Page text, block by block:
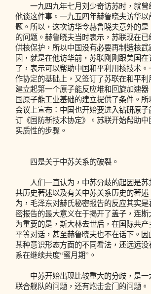
一九四九年七月刘少奇访苏时，就曾
他谈这件事。一九五四年赫鲁晓夫访华
题。所以，这次访华令赫鲁晓夫意外的
的问题。赫鲁晓夫当时表示，苏联现在
供核保护，所以中国没有必要再制造核
因，就是在他访华前，苏联刚刚跟美国
了，表示可以帮助中国和平利用核技术
作协定的基础上，又签订了苏联在和平
建立起第一个原子能反应堆和回旋加速
国原子能工业基础的建立提供了条件。
会议上宣布：中国也开始要进入钻研原
订《国防新技术协定》。苏联开始帮助
实质性的步骤。
四是关于中苏关系的破裂。
人们一直认为，中苏分歧的起因是苏
共历史著述以及有关中苏关系历史的著
为，毛泽东对赫氏秘密报告的反应其实
密报告的最大意义在于揭开了盖子，连
为重要的是，斯大林去世后，在国际共
平等对话，甚至赫鲁晓夫也不在话下。
某种意识形态方面的不同看法，还远远
系在继续共度“蜜月期”。
中苏开始出现比较重大的分歧，是一
联合舰队的问题，还有炮击金门的问题。